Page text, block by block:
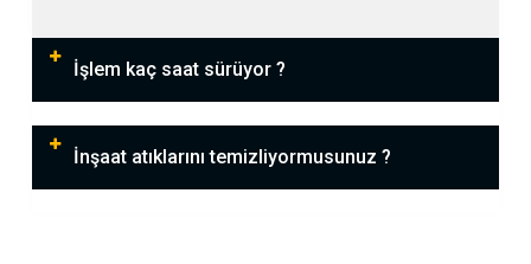
İşlem kaç saat sürüyor ?
İnşaat atıklarını temizliyormusunuz ?